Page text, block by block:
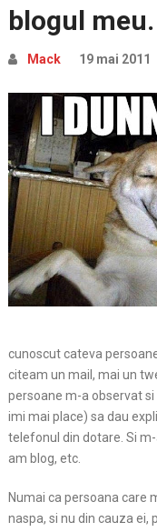
blogul meu.
Mack 19 mai 2011
cunoscut cateva
citeam un mail, mai un
persoane m-a observat
imi mai place) sa dau
telefonul din dotare. Si
am blog, etc.
Numai ca persoana care
naspa, si nu din cauza ei,